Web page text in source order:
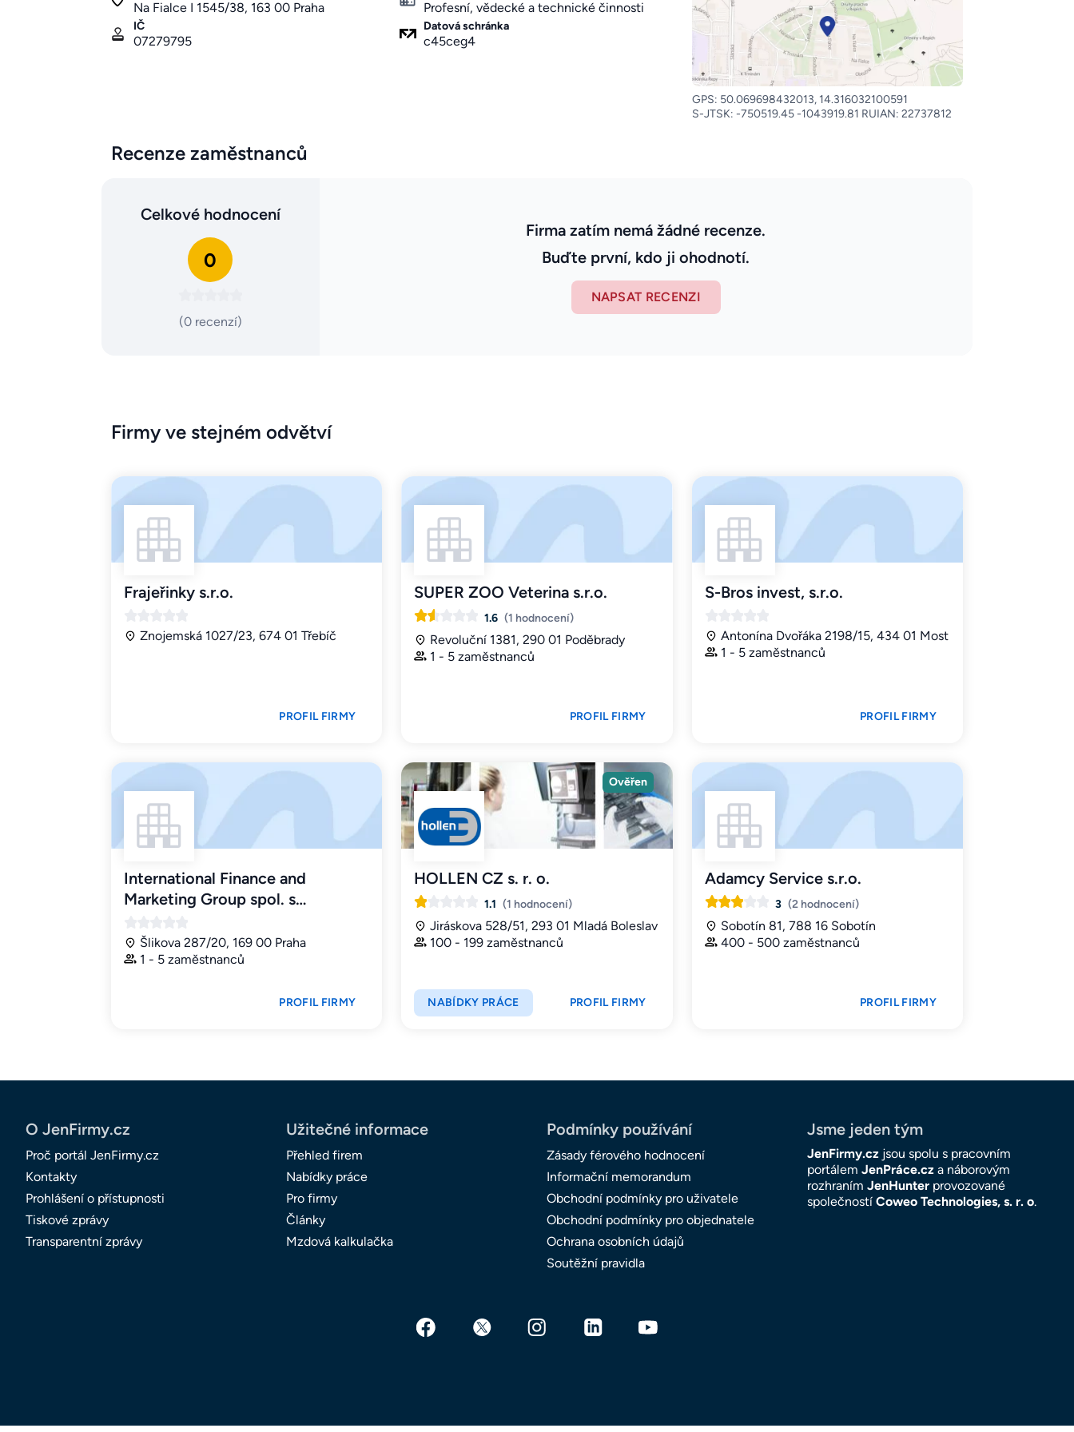
Na Fialce I 1545/38, 163 00 Praha Profesní, vědecké a technické činnosti
IČ
07279795
Datová schránka
c45ceg4
GPS: 50.069698432013, 14.316032100591
S-JTSK: -750519.45 -1043919.81 RUIAN: 22737812
Recenze zaměstnanců
Celkové hodnocení
0
(0 recenzí)
Firma zatím nemá žádné recenze.
Buďte první, kdo ji ohodnotí.
NAPSAT RECENZI
Firmy ve stejném odvětví
Frajeřinky s.r.o.
Znojemská 1027/23, 674 01 Třebíč
PROFIL FIRMY
SUPER ZOO Veterina s.r.o.
1.6 (1 hodnocení)
Revoluční 1381, 290 01 Poděbrady
1 - 5 zaměstnanců
PROFIL FIRMY
S-Bros invest, s.r.o.
Antonína Dvořáka 2198/15, 434 01 Most
1 - 5 zaměstnanců
PROFIL FIRMY
International Finance and
Marketing Group spol. s…
Šlikova 287/20, 169 00 Praha
1 - 5 zaměstnanců
PROFIL FIRMY
Ověřen
HOLLEN CZ s. r. o.
1.1 (1 hodnocení)
Jiráskova 528/51, 293 01 Mladá Boleslav
100 - 199 zaměstnanců
NABÍDKY PRÁCE PROFIL FIRMY
Adamcy Service s.r.o.
3 (2 hodnocení)
Sobotín 81, 788 16 Sobotín
400 - 500 zaměstnanců
PROFIL FIRMY
O JenFirmy.cz
Proč portál JenFirmy.cz
Kontakty
Prohlášení o přístupnosti
Tiskové zprávy
Transparentní zprávy
Užitečné informace
Přehled firem
Nabídky práce
Pro firmy
Články
Mzdová kalkulačka
Podmínky používání
Zásady férového hodnocení
Informační memorandum
Obchodní podmínky pro uživatele
Obchodní podmínky pro objednatele
Ochrana osobních údajů
Soutěžní pravidla
Jsme jeden tým
JenFirmy.cz jsou spolu s pracovním
portálem JenPráce.cz a náborovým
rozhraním JenHunter provozované
společností Coweo Technologies, s. r. o.